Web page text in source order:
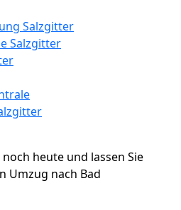
Salzgitter
Salzgitter
heute und lassen Sie
Umzug nach Bad